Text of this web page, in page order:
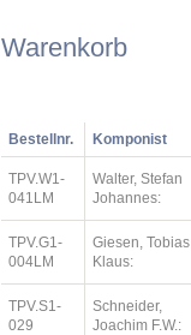
Warenkorb
Bestellnr. Komponist
TPV.W1-
041LM
Walter, Stefan
Johannes:
TPV.G1-
004LM
Giesen, Tobias
Klaus:
TPV.S1-
029
Schneider,
Joachim F.W.: